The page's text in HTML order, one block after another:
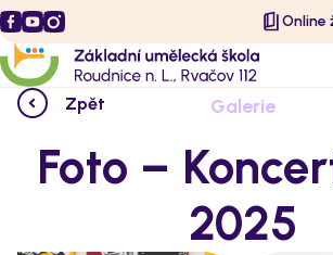
Online
Zpět Galerie
Foto –
2025